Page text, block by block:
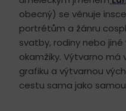
obecný) se věnuje
portrétům a žánru
svatby, rodiny nebo
okamžiky. Výtvarno má
grafiku a výtvarnou
cestu sama jako